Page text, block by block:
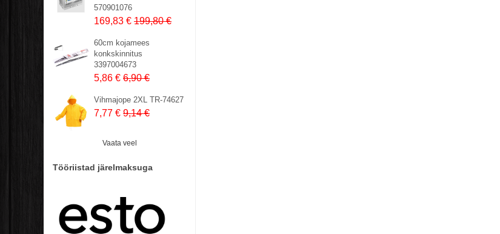
570901076
169,83 € 199,80 €
60cm kojamees
konkskinnitus
3397004673
5,86 € 6,90 €
Vihmajope 2XL TR-74627
7,77 € 9,14 €
Vaata veel
Tööriistad järelmaksuga